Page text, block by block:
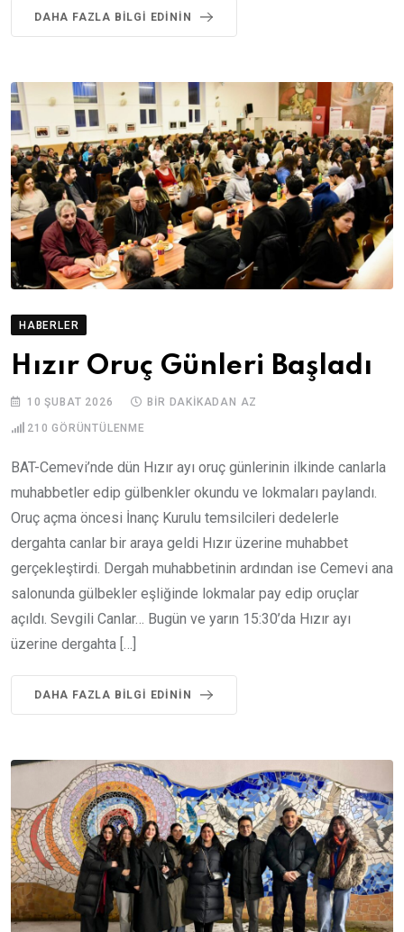
DAHA FAZLA BILGI EDININ
HABERLER
Hızır Oruç Günleri Başladı
10 ŞUBAT 2026 BIR DAKIKADAN AZ
210 GÖRÜNTÜLENME
BAT-Cemevi’nde dün Hızır ayı oruç günlerinin ilkinde canlarla
muhabbetler edip gülbenkler okundu ve lokmaları paylandı.
Oruç açma öncesi İnanç Kurulu temsilcileri dedelerle
dergahta canlar bir araya geldi Hızır üzerine muhabbet
gerçekleştirdi. Dergah muhabbetinin ardından ise Cemevi ana
salonunda gülbekler eşliğinde lokmalar pay edip oruçlar
açıldı. Sevgili Canlar… Bugün ve yarın 15:30’da Hızır ayı
üzerine dergahta […]
DAHA FAZLA BILGI EDININ